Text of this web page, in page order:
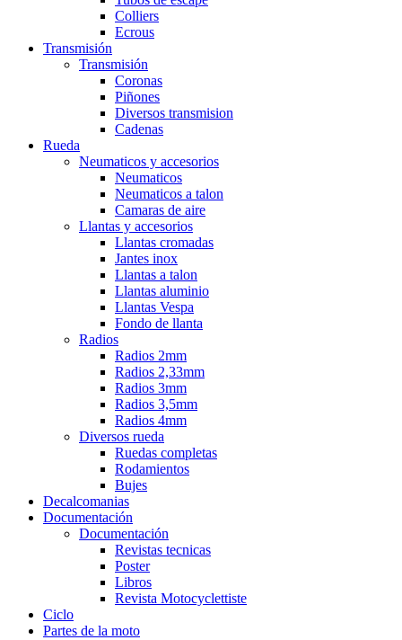
Colliers
Ecrous
Transmisión
Transmisión
Coronas
Piñones
Diversos transmision
Cadenas
Rueda
Neumaticos y accesorios
Neumaticos
Neumaticos a talon
Camaras de aire
Llantas y accesorios
Llantas cromadas
Jantes inox
Llantas a talon
Llantas aluminio
Llantas Vespa
Fondo de llanta
Radios
Radios 2mm
Radios 2,33mm
Radios 3mm
Radios 3,5mm
Radios 4mm
Diversos rueda
Ruedas completas
Rodamientos
Bujes
Decalcomanias
Documentación
Documentación
Revistas tecnicas
Poster
Libros
Revista Motocyclettiste
Ciclo
Partes de la moto